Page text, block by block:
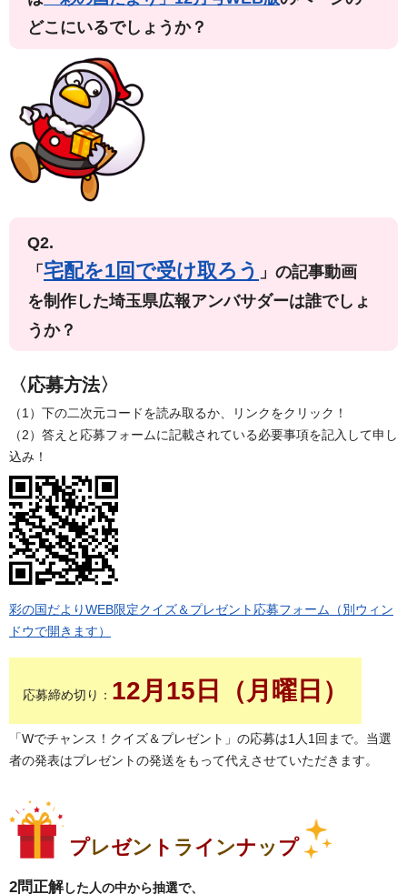
どこにいるでしょうか？
Q2.
「 宅配を1回で受け取ろう 」の記事動画
を制作した埼玉県広報アンバサダーは誰でしょ
うか？
〈応募方法〉
（1）下の二次元コードを読み取るか、リンクをクリック！
（2）答えと応募フォームに記載されている必要事項を記入して申し
込み！
彩の国だよりWEB限定クイズ＆プレゼント応募フォーム（別ウィン
ドウで開きます）
応募締め切り： 12月15日（月曜日）
「Wでチャンス！クイズ＆プレゼント」の応募は1人1回まで。当選
者の発表はプレゼントの発送をもって代えさせていただきます。
プレゼン ト ライ ンナ ッ プ
2問正解した人の中から抽選で、